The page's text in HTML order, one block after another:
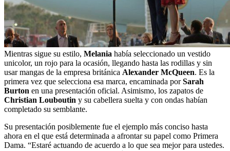
Mientras sigue su estilo, Melania había seleccionado un vestido
unicolor, un rojo para la ocasión, llegando hasta las rodillas y sin
usar mangas de la empresa británica Alexander McQueen. Es la
primera vez que selecciona esa marca, encaminada porSarah
Burton en una presentación oficial. Asimismo, los zapatos de
Christian Louboutin y su cabellera suelta y con ondas habían
completado su semblante.
Su presentación posiblemente fue el ejemplo más conciso hasta
ahora en el que está determinada a afrontar su papel como Primera
Dama. “Estaré actuando de acuerdo a lo que sea mejor para ustedes.